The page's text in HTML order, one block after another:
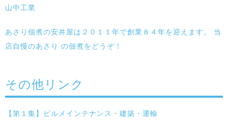
山中工業
あさり佃煮の安井屋は２０１１年で創業８４年を迎えます。 当
店自慢のあさり の佃煮をどうぞ！
その他リンク
【第１集】ビルメインテナンス・建築・運輸